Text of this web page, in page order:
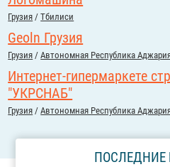
Грузия /Тбилиси
Geoln Грузия
Грузия /Автономная Республика
Интернет-гипермаркете
"УКРСНАБ"
Грузия /Автономная Республика
ПОСЛЕДНИЕ